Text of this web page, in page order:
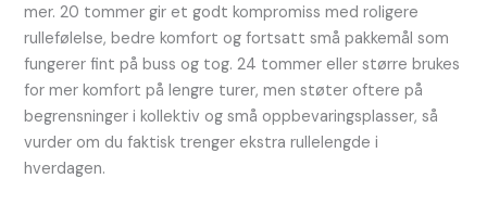
mer. 20 tommer gir et godt kompromiss med roligere
rullefølelse, bedre komfort og fortsatt små pakkemål som
fungerer fint på buss og tog. 24 tommer eller større brukes
for mer komfort på lengre turer, men støter oftere på
begrensninger i kollektiv og små oppbevaringsplasser, så
vurder om du faktisk trenger ekstra rullelengde i
hverdagen.